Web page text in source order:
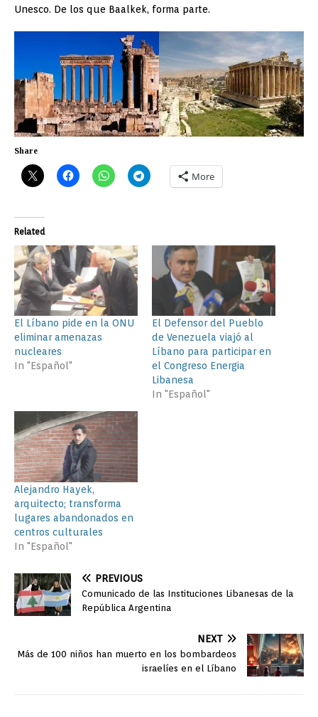
Unesco. De los que Baalkek, forma parte.
Share
More
Related
El Líbano pide en la ONU
eliminar amenazas
nucleares
In "Español"
El Defensor del Pueblo
de Venezuela viajó al
Líbano para participar en
el Congreso Energia
Libanesa
In "Español"
Alejandro Hayek,
arquitecto; transforma
lugares abandonados en
centros culturales
In "Español"
PREVIOUS
Comunicado de las Instituciones Libanesas de la
República Argentina
NEXT
Más de 100 niños han muerto en los bombardeos
israelíes en el Líbano